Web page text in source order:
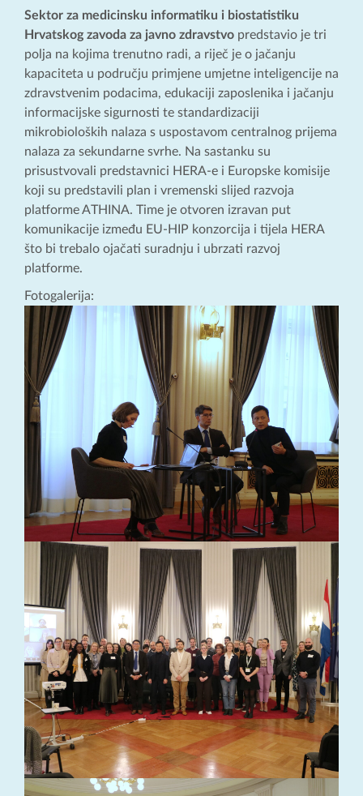
Sektor za medicinsku informatiku i biostatistiku
Hrvatskog zavoda za javno zdravstvo predstavio je tri
polja na kojima trenutno radi, a riječ je o jačanju
kapaciteta u području primjene umjetne inteligencije na
zdravstvenim podacima, edukaciji zaposlenika i jačanju
informacijske sigurnosti te standardizaciji
mikrobioloških nalaza s uspostavom centralnog prijema
nalaza za sekundarne svrhe. Na sastanku su
prisustvovali predstavnici HERA-e i Europske komisije
koji su predstavili plan i vremenski slijed razvoja
platforme ATHINA. Time je otvoren izravan put
komunikacije između EU-HIP konzorcija i tijela HERA
što bi trebalo ojačati suradnju i ubrzati razvoj
platforme.
Fotogalerija: